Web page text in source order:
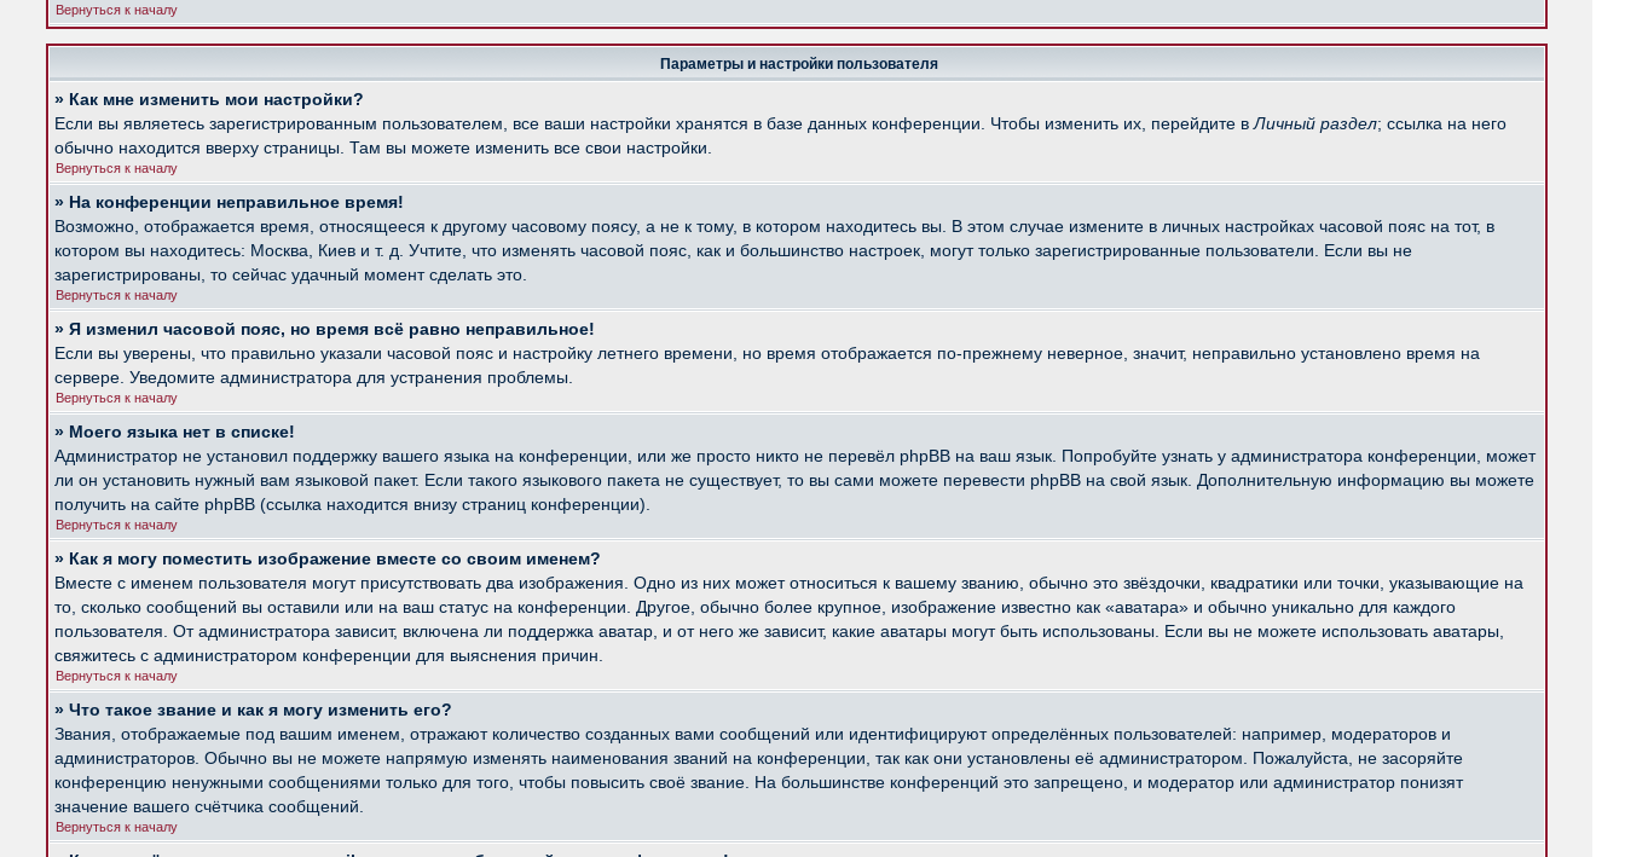
Вернуться к началу
Параметры и настройки пользователя
» Как мне изменить мои настройки?
Если вы являетесь зарегистрированным пользователем, все ваши настройки хранятся в базе данных конференции. Чтобы изменить их, перейдите в Личный раздел; ссылка на него
обычно находится вверху страницы. Там вы можете изменить все свои настройки.
Вернуться к началу
» На конференции неправильное время!
Возможно, отображается время, относящееся к другому часовому поясу, а не к тому, в котором находитесь вы. В этом случае измените в личных настройках часовой пояс на тот, в
котором вы находитесь: Москва, Киев и т. д. Учтите, что изменять часовой пояс, как и большинство настроек, могут только зарегистрированные пользователи. Если вы не
зарегистрированы, то сейчас удачный момент сделать это.
Вернуться к началу
» Я изменил часовой пояс, но время всё равно неправильное!
Если вы уверены, что правильно указали часовой пояс и настройку летнего времени, но время отображается по-прежнему неверное, значит, неправильно установлено время на
сервере. Уведомите администратора для устранения проблемы.
Вернуться к началу
» Моего языка нет в списке!
Администратор не установил поддержку вашего языка на конференции, или же просто никто не перевёл phpBB на ваш язык. Попробуйте узнать у администратора конференции, может
ли он установить нужный вам языковой пакет. Если такого языкового пакета не существует, то вы сами можете перевести phpBB на свой язык. Дополнительную информацию вы можете
получить на сайте phpBB (ссылка находится внизу страниц конференции).
Вернуться к началу
» Как я могу поместить изображение вместе со своим именем?
Вместе с именем пользователя могут присутствовать два изображения. Одно из них может относиться к вашему званию, обычно это звёздочки, квадратики или точки, указывающие на
то, сколько сообщений вы оставили или на ваш статус на конференции. Другое, обычно более крупное, изображение известно как «аватара» и обычно уникально для каждого
пользователя. От администратора зависит, включена ли поддержка аватар, и от него же зависит, какие аватары могут быть использованы. Если вы не можете использовать аватары,
свяжитесь с администратором конференции для выяснения причин.
Вернуться к началу
» Что такое звание и как я могу изменить его?
Звания, отображаемые под вашим именем, отражают количество созданных вами сообщений или идентифицируют определённых пользователей: например, модераторов и
администраторов. Обычно вы не можете напрямую изменять наименования званий на конференции, так как они установлены её администратором. Пожалуйста, не засоряйте
конференцию ненужными сообщениями только для того, чтобы повысить своё звание. На большинстве конференций это запрещено, и модератор или администратор понизят
значение вашего счётчика сообщений.
Вернуться к началу